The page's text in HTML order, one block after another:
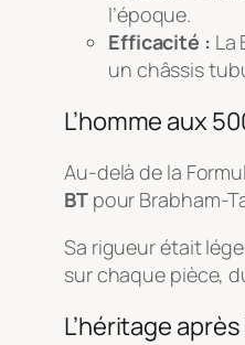
l’époque.
Efficacité : La
un châssis
L’homme aux
Au-delà de la
BTpour Brabham-
Sa rigueur était
sur chaque pièce,
L’héritage